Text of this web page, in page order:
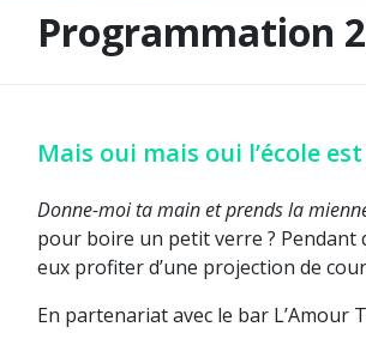
Programmation
Mais oui mais oui l’école
Donne-moi ta main et prends la
pour boire un petit verre ?
eux profiter d’une projection de
En partenariat avec le bar L’Amour